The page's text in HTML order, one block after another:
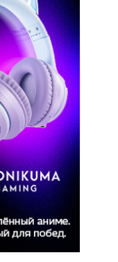
Высокотехнологичная